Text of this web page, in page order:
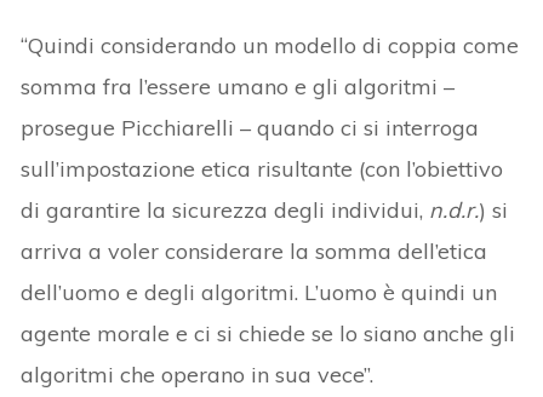
“Quindi considerando un modello di coppia come
somma fra l’essere umano e gli algoritmi –
prosegue Picchiarelli – quando ci si interroga
sull’impostazione etica risultante (con l’obiettivo
di garantire la sicurezza degli individui, n.d.r.) si
arriva a voler considerare la somma dell’etica
dell’uomo e degli algoritmi. L’uomo è quindi un
agente morale e ci si chiede se lo siano anche gli
algoritmi che operano in sua vece”.